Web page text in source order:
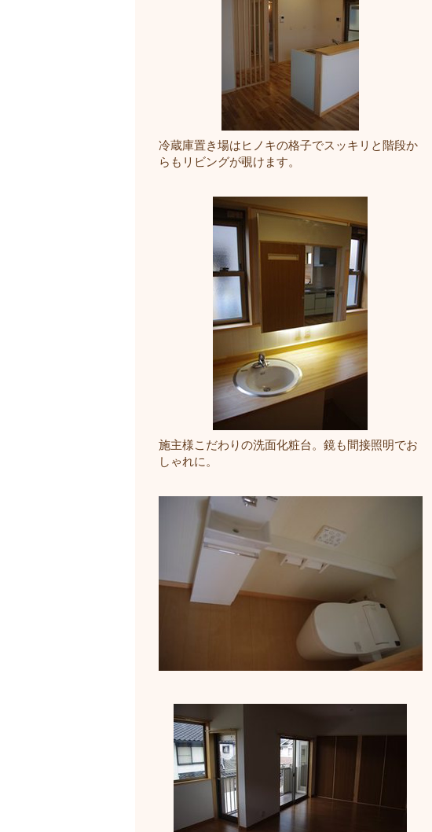
冷蔵庫置き場はヒノキの格子でスッキリと階段か
らもリビングが覗けます。
施主様こだわりの洗面化粧台。鏡も間接照明でお
しゃれに。